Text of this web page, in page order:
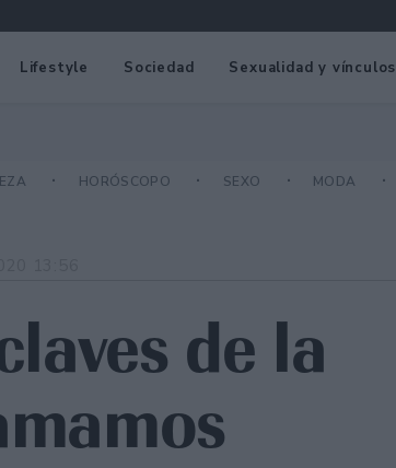
Lifestyle Sociedad Sexualidad y vínculos
HORÓSCOPO SEXO MODA
de la